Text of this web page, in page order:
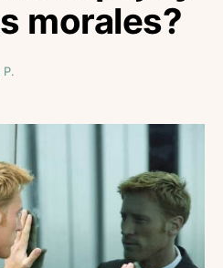
morales?